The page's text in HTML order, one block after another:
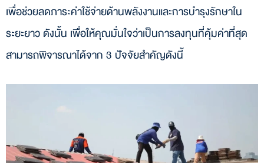
เพื่อช่วยลดภาระค่าใช้จ่ายด้านพลังงานและการบำรุงรักษาใน
ระยะยาว ดังนั้น เพื่อให้คุณมั่นใจว่าเป็นการลงทุนที่คุ้มค่าที่สุด
สามารถพิจารณาได้จาก 3 ปัจจัยสำคัญดังนี้